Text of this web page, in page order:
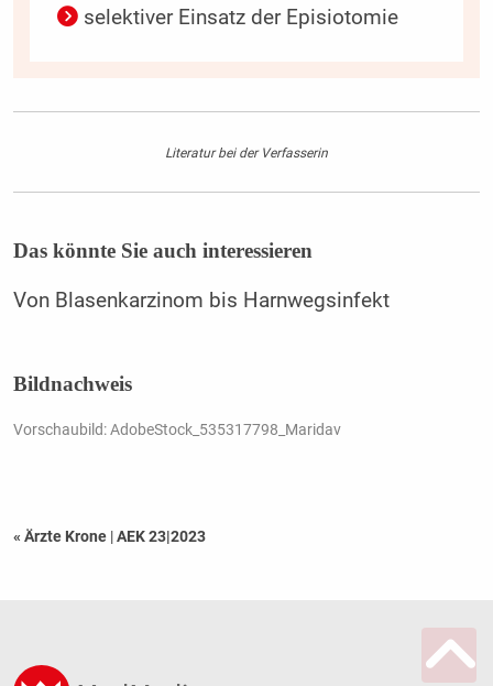
selektiver Einsatz der Episiotomie
Literatur bei der Verfasserin
Das könnte Sie auch interessieren
Von Blasenkarzinom bis Harnwegsinfekt
Bildnachweis
Vorschaubild: AdobeStock_535317798_Maridav
« Ärzte Krone |AEK 23|2023